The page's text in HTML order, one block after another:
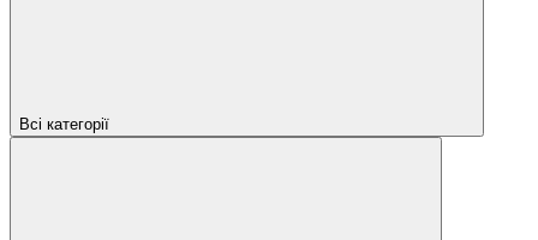
Всі категорії